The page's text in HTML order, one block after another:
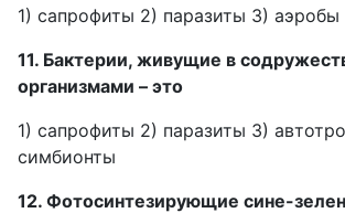
1) сапрофиты 2) паразиты 3)
11. Бактерии, живущие в
организмами – это
1) сапрофиты 2) паразиты 3)
симбионты
12. Фотосинтезирующие сине-